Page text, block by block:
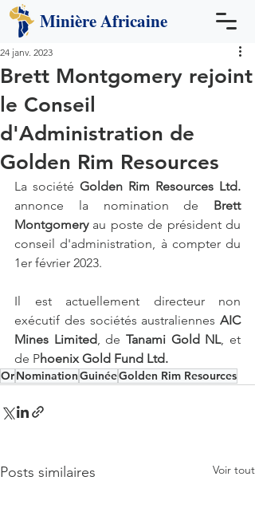
MinièreAfricaine
Brett Montgomery rejoint
le Conseil
d'Administration de
Golden Rim Resources
24 janv. 2023
La société Golden Rim Resources Ltd.
annonce la nomination de Brett
Montgomery au poste de président du
conseil d'administration, à compter du
1er février 2023.
Il est actuellement directeur non
exécutif des sociétés australiennes AIC
Mines Limited, de Tanami Gold NL, et
de Phoenix Gold Fund Ltd.
OrNominationGuinéeGolden Rim Resources
Posts similaires Voir tout